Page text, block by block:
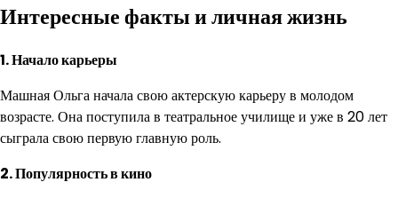
Интересные факты и личная жизнь
1. Начало карьеры
Машная Ольга начала свою актерскую карьеру в молодом
возрасте. Она поступила в театральное училище и уже в 20 лет
сыграла свою первую главную роль.
2. Популярность в кино